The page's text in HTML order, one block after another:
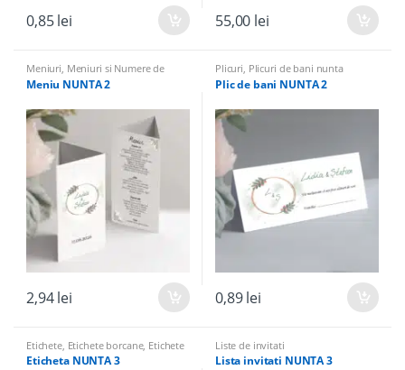
0,85lei 55,00 lei
Meniuri Meniuri si Numere de
masa
Meniu NUNTA 2
2,94lei
Plicuri Plicuri de bani nunta
Plic de bani NUNTA 2
0,89lei
Etichete, Etichete borcane, Etichete
sticle
Eticheta NUNTA 3
Liste de invitati
Lista invitati NUNTA 3